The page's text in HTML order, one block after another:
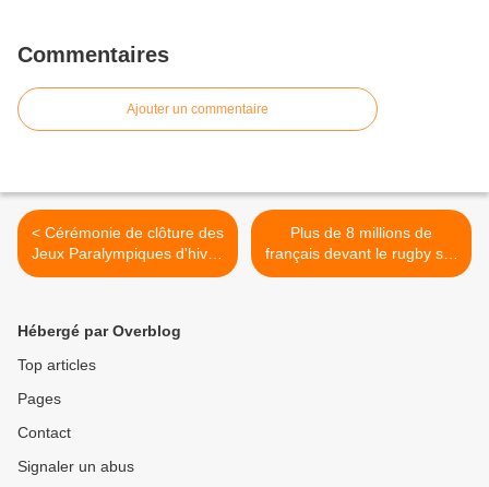
Commentaires
Ajouter un commentaire
< Cérémonie de clôture des
Jeux Paralympiques d'hiver,
ce dimanche 15 mars 2026
Plus de 8 millions de
français devant le rugby sur
Fr2. Cassandre résiste. The
Hébergé par Overblog
Top articles
Pages
Contact
Signaler un abus